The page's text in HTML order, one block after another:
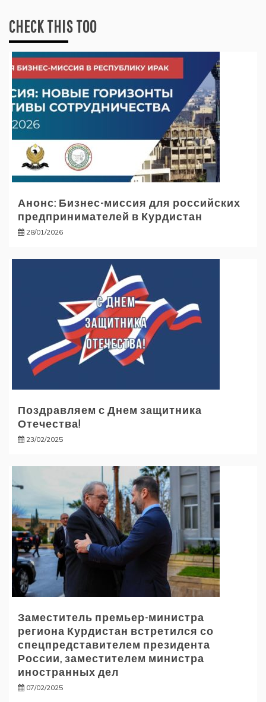
CHECK THIS TOO
Анонс: Бизнес-миссия для российских
предпринимателей в Курдистан
28/01/2026
Поздравляем с Днем защитника
Отечества!
23/02/2025
Заместитель премьер-министра
региона Курдистан встретился со
спецпредставителем президента
России, заместителем министра
иностранных дел
07/02/2025